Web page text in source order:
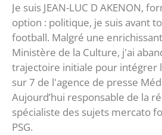
Je suis JEAN-LUC D AKENON,
option : politique, je suis avant
football. Malgré une
Ministère de la Culture, j'ai
trajectoire initiale pour intégrer
sur 7 de l'agence de presse
Aujourd’hui responsable de la
spécialiste des sujets mercato
PSG.